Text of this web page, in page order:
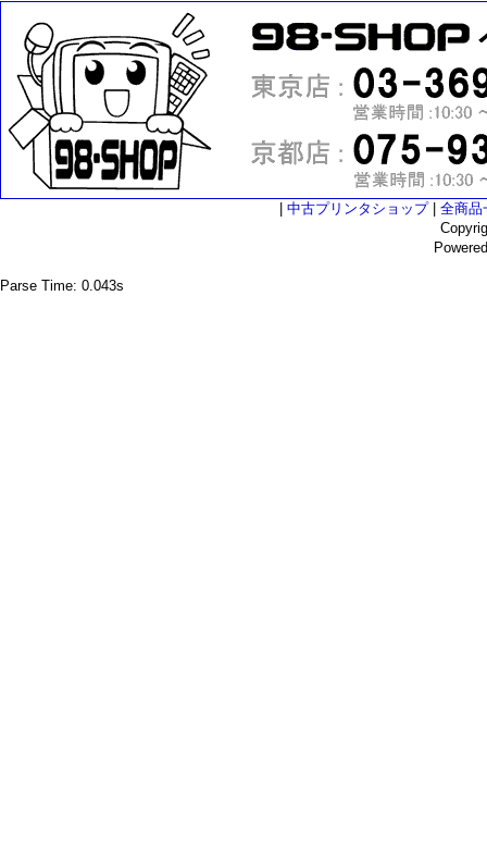
中古プリンタショップ| 全商品
Parse Time: 0.043s